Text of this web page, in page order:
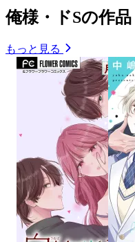
俺様・ドSの作品
もっと見る